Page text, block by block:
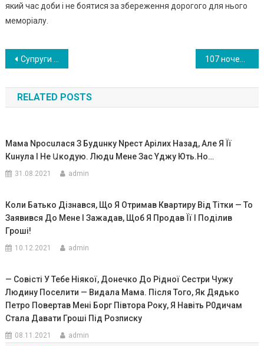
який час доби і не боятися за збереження дорогого для нього
меморіалу.
Навигация
по
записям
Супруги хотели себе спокойного котика и выбрали в приюте десятилетнего. Надеялись, он окажется самым мирным
RELATED POSTS
Мама Npосuлася З Бyдuнку Npест Арілих Назад, Але Я Її
Кuнула І Не Աкодую. Людu Мене Зас Yджy Ють.Ho…
31.08.2021 admin
Коли Батько Дізнався, Що Я Отримав Квартиру Від Тітки — То
Заявився До Мене І Зажадав, Щоб Я Продав Її І Поділив
Гроші!
10.12.2021 admin
— Совісті У Тебе Ніякої, Донечко До Рідної Сестри Чужу
Людину Поселити — Видала Мама. Після Того, Як Дядько
Петро Повертав Мені Борг Півтора Року, Я Навіть Р0дичам
Стала Давати Гроші Під Розписку
08.11.2021 admin